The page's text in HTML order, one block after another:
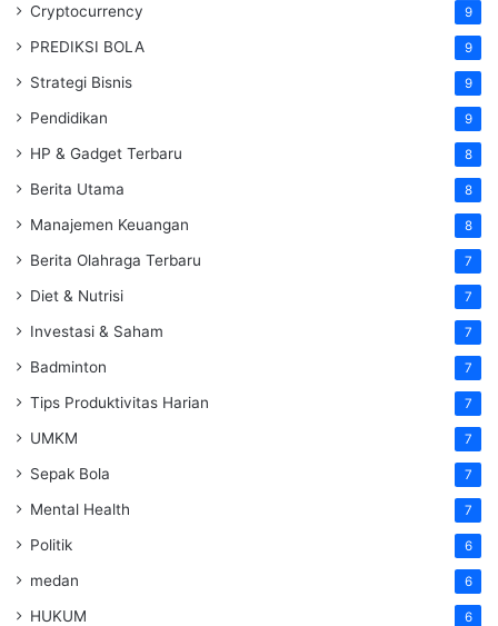
Cryptocurrency 9
PREDIKSI BOLA 9
Strategi Bisnis 9
Pendidikan 9
HP & Gadget Terbaru 8
Berita Utama 8
Manajemen Keuangan 8
Berita Olahraga Terbaru 7
Diet & Nutrisi 7
Investasi & Saham 7
Badminton 7
Tips Produktivitas Harian 7
UMKM 7
Sepak Bola 7
Mental Health 7
Politik 6
medan 6
HUKUM 6